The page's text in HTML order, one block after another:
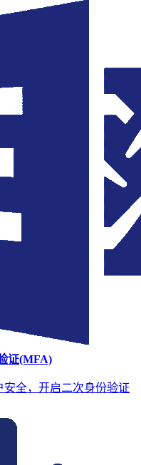
证(MFA)
安全，开启二次身份验证